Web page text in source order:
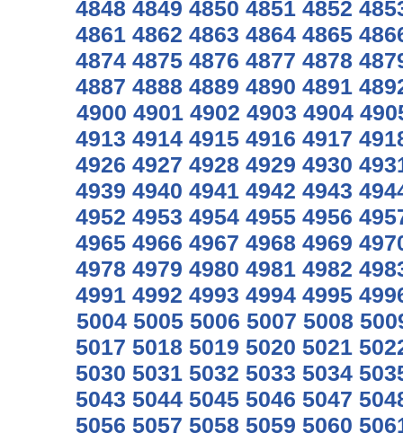
4848 4849 4850 4851 4852
4861 4862 4863 4864 4865
4874 4875 4876 4877 4878
4887 4888 4889 4890 4891
4900 4901 4902 4903 4904
4913 4914 4915 4916 4917
4926 4927 4928 4929 4930
4939 4940 4941 4942 4943
4952 4953 4954 4955 4956
4965 4966 4967 4968 4969
4978 4979 4980 4981 4982
4991 4992 4993 4994 4995
5004 5005 5006 5007 5008
5017 5018 5019 5020 5021
5030 5031 5032 5033 5034
5043 5044 5045 5046 5047
5056 5057 5058 5059 5060